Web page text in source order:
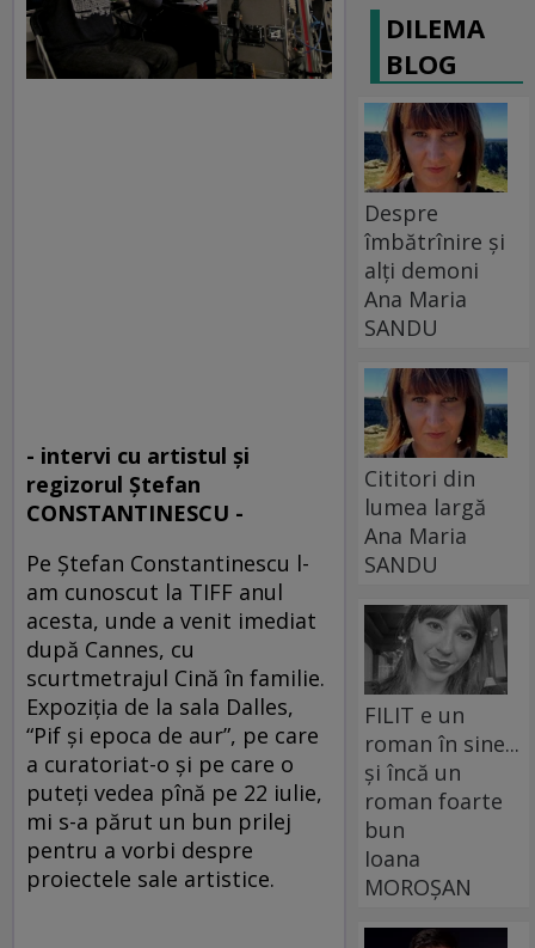
- intervi cu artistul şi
regizorul Ştefan
CONSTANTINESCU -
Pe Ştefan Constantinescu l-
am cunoscut la TIFF anul
acesta, unde a venit imediat
după Cannes, cu
scurtmetrajul Cină în familie.
Expoziţia de la sala Dalles,
“Pif şi epoca de aur”, pe care
a curatoriat-o şi pe care o
puteţi vedea pînă pe 22 iulie,
mi s-a părut un bun prilej
pentru a vorbi despre
proiectele sale artistice.
DILEMA
BLOG
Despre
îmbătrînire și
alți demoni
Ana Maria
SANDU
Cititori din
lumea largă
Ana Maria
SANDU
FILIT e un
roman în sine...
și încă un
roman foarte
bun
Ioana
MOROȘAN